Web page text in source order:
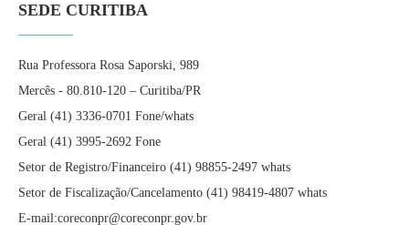
SEDE CURITIBA
Rua Professora Rosa Saporski, 989
Mercês - 80.810-120 – Curitiba/PR
Geral (41) 3336-0701 Fone/whats
Geral (41) 3995-2692 Fone
Setor de Registro/Financeiro (41) 98855-2497 whats
Setor de Fiscalização/Cancelamento (41) 98419-4807 whats
E-mail:coreconpr@coreconpr.gov.br